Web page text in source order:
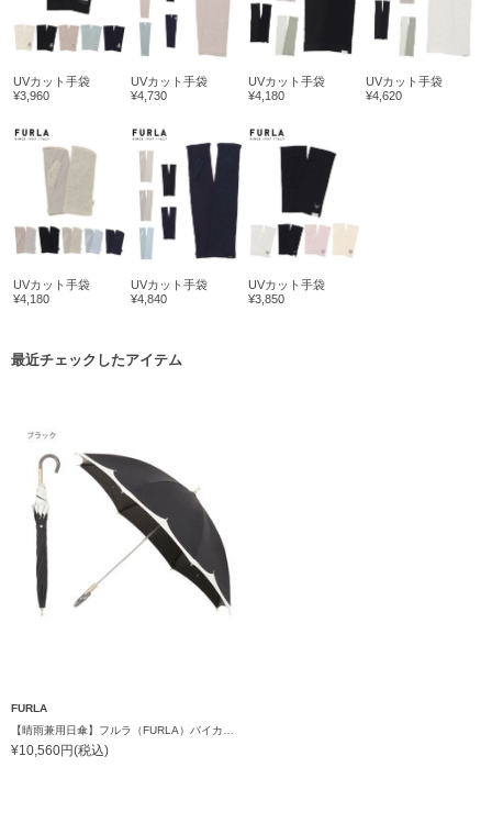
UVカット手袋
¥3,960
UVカット手袋
¥4,730
UVカット手袋
¥4,180
UVカット手袋
¥4,620
UVカット手袋
¥4,180
UVカット手袋
¥4,840
UVカット手袋
¥3,850
最近チェックしたアイテム
FURLA
【晴雨兼用日傘】フルラ（FURLA）バイカラーカットワーク 遮光99.99% UV99% 遮熱
¥10,560円(税込)